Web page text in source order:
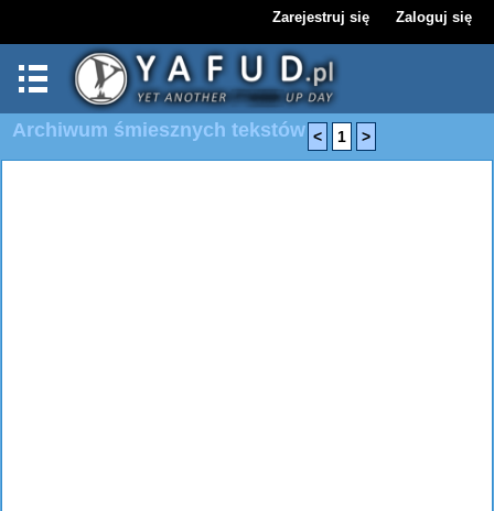
Zarejestruj się Zaloguj się
Archiwum śmiesznych tekstów < 1 >